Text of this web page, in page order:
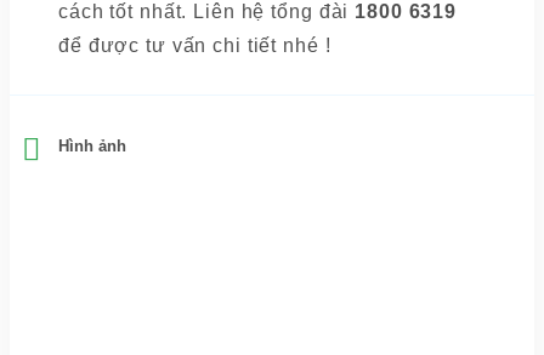
cách tốt nhất. Liên hệ tổng đài 1800 6319
để được tư vấn chi tiết nhé !
Hình ảnh